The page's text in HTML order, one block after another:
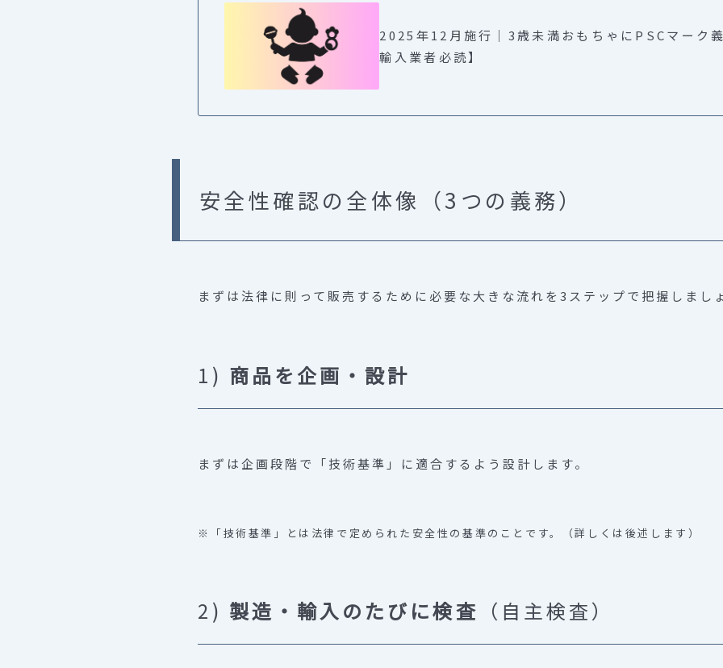
2025年12月施行｜3歳未満おもちゃにPSCマーク
輸入業者必読】
安全性確認の全体像（3つの義務）
まずは法律に則って販売するために必要な大きな流れを3ステップで把握しまし
1) 商品を企画・設計
まずは企画段階で「技術基準」に適合するよう設計します。
※「技術基準」とは法律で定められた安全性の基準のことです。（詳しくは後述します）
2) 製造・輸入のたびに検査 （自主検査）